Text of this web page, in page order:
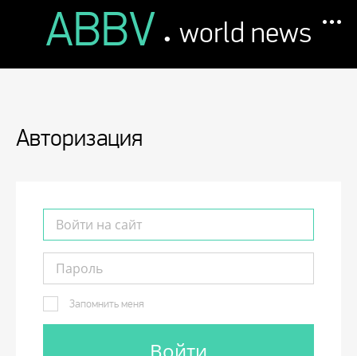
ABBV . world news
Авторизация
Запомнить меня